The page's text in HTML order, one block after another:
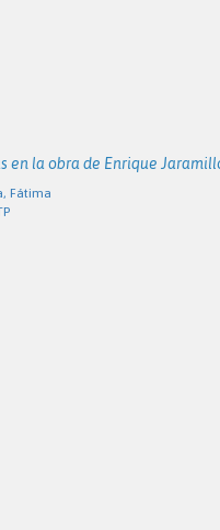
en la obra de Enrique
Fátima